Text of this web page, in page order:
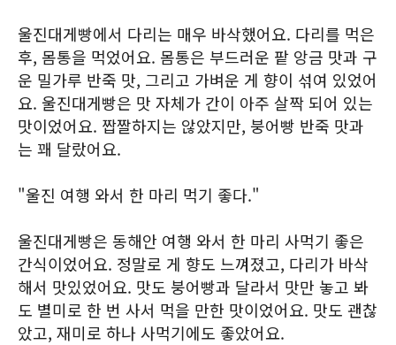
울진대게빵에서 다리는 매우 바삭했어요. 다리를 먹은
후, 몸통을 먹었어요. 몸통은 부드러운 팥 앙금 맛과 구
운 밀가루 반죽 맛, 그리고 가벼운 게 향이 섞여 있었어
요. 울진대게빵은 맛 자체가 간이 아주 살짝 되어 있는
맛이었어요. 짭짤하지는 않았지만, 붕어빵 반죽 맛과
는 꽤 달랐어요.
"울진 여행 와서 한 마리 먹기 좋다."
울진대게빵은 동해안 여행 와서 한 마리 사먹기 좋은
간식이었어요. 정말로 게 향도 느껴졌고, 다리가 바삭
해서 맛있었어요. 맛도 붕어빵과 달라서 맛만 놓고 봐
도 별미로 한 번 사서 먹을 만한 맛이었어요. 맛도 괜찮
았고, 재미로 하나 사먹기에도 좋았어요.